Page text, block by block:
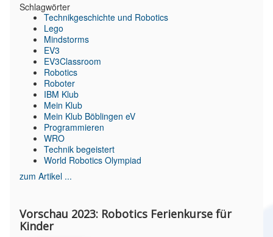
Schlagwörter
Technikgeschichte und Robotics
Lego
Mindstorms
EV3
EV3Classroom
Robotics
Roboter
IBM Klub
Mein Klub
Mein Klub Böblingen eV
Programmieren
WRO
Technik begeistert
World Robotics Olympiad
zum Artikel ...
Vorschau 2023: Robotics Ferienkurse für
Kinder